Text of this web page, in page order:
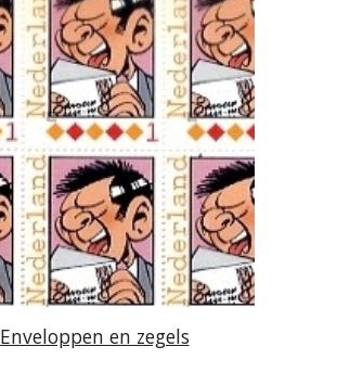
Enveloppen en zegels